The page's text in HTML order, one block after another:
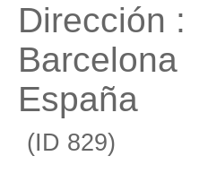
Dirección :
Barcelona
España
(ID 829)